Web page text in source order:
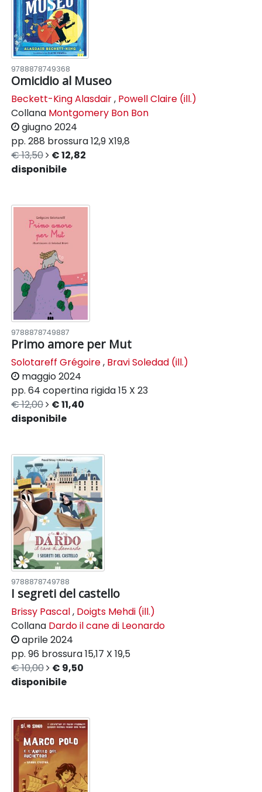
9788878749368
Omicidio al Museo
Beckett-King Alasdair, Powell Claire (ill.)
Collana Montgomery Bon Bon
giugno 2024
pp. 288 brossura12,9 X19,8
€ 13,50
€ 12,82
disponibile
9788878749887
Primo amore per Mut
Solotareff Grégoire, Bravi Soledad (ill.)
maggio 2024
pp. 64 copertina rigida15 X 23
€ 12,00
€ 11,40
disponibile
9788878749788
I segreti del castello
Brissy Pascal, Doigts Mehdi (ill.)
Collana Dardo il cane di Leonardo
aprile 2024
pp. 96 brossura15,17 X 19,5
€ 10,00
€ 9,50
disponibile